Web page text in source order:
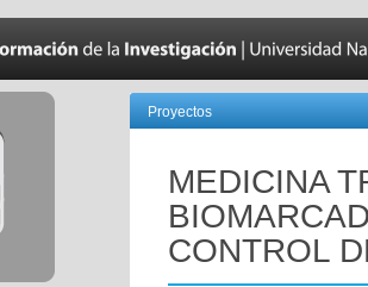
Proyectos
MEDICINA
CONTROL